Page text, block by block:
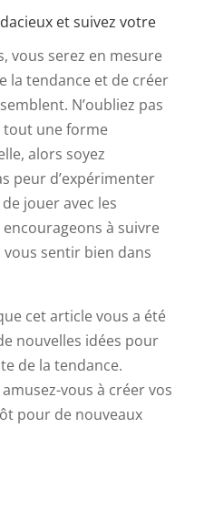
et suivez votre
vous serez en mesure
la tendance et de créer
N’oubliez pas
tout une forme
alors soyez
peur d’expérimenter
jouer avec les
à suivre
sentir bien dans
cet article vous a été
nouvelles idées pour
de la tendance.
vous à créer vos
pour de nouveaux